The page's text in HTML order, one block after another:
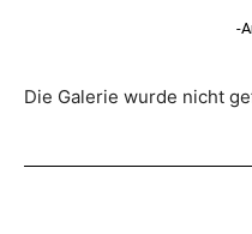
-
Die Galerie wurde nicht